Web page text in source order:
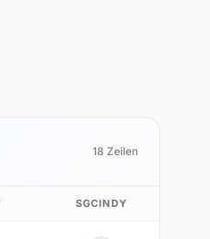
18 Zeilen
SGCINDY